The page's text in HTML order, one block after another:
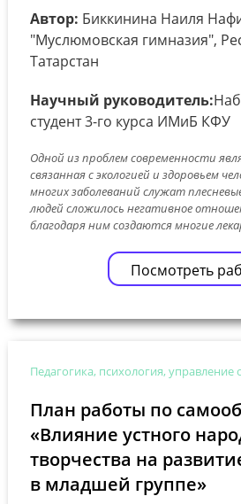
Автор: Биккинина Наиля
"Муслюмовская гимназия",
Татарстан
Научный руководитель:
студент 3-го курса ИМиБ КФУ
Одной из проблем современности
связанная с экологией и здоровьем
многих заболеваний служат
людей сложилось негативное
благодаря ним создаются многие
Посмотреть
Педагогика, психология, управление
План работы по
«Влияние устного
творчества на
в младшей группе»